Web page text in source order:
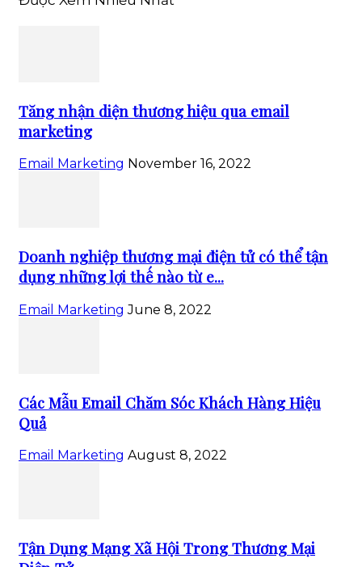
Tăng nhận diện thương hiệu qua email
marketing
Email Marketing November 16, 2022
Doanh nghiệp thương mại điện tử có thể tận
dụng những lợi thế nào từ e...
Email Marketing June 8, 2022
Các Mẫu Email Chăm Sóc Khách Hàng Hiệu
Quả
Email Marketing August 8, 2022
Tận Dụng Mạng Xã Hội Trong Thương Mại